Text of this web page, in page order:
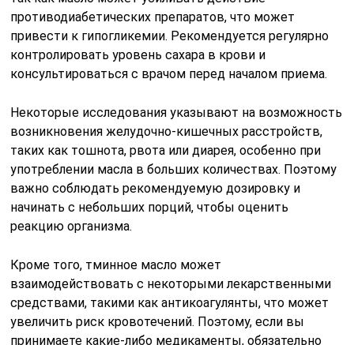
противодиабетических препаратов, что может
привести к гипогликемии. Рекомендуется регулярно
контролировать уровень сахара в крови и
консультироваться с врачом перед началом приема.
Некоторые исследования указывают на возможность
возникновения желудочно-кишечных расстройств,
таких как тошнота, рвота или диарея, особенно при
употреблении масла в больших количествах. Поэтому
важно соблюдать рекомендуемую дозировку и
начинать с небольших порций, чтобы оценить
реакцию организма.
Кроме того, тминное масло может
взаимодействовать с некоторыми лекарственными
средствами, такими как антикоагулянты, что может
увеличить риск кровотечений. Поэтому, если вы
принимаете какие-либо медикаменты, обязательно